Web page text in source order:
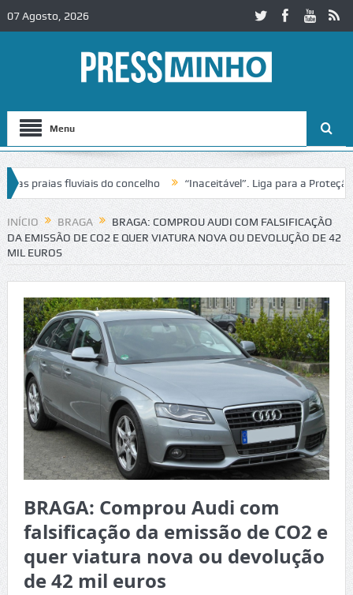
07 Agosto, 2026
Menu
fluviais do concelho “Inaceitável”. Liga para a Proteção da
de trânsito no IC2 em Alcobaça Igreja do Castelo de Cerveira
INÍCIO BRAGA
BRAGA: COMPROU AUDI COM FALSIFICAÇÃO
DA EMISSÃO DE CO2 E QUER VIATURA NOVA OU DEVOLUÇÃO DE 42
MIL EUROS
BRAGA: Comprou Audi com
falsificação da emissão de CO2 e
quer viatura nova ou devolução
de 42 mil euros